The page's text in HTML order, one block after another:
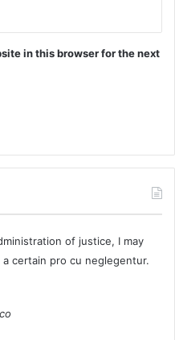
in this browser for the next
of justice, I may
certain pro cu neglegentur.